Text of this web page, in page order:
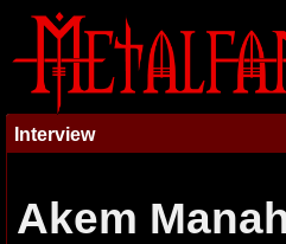
Interview
Akem